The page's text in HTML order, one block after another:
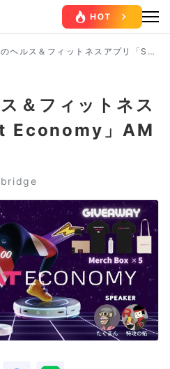
ヘルス＆フィットネスアプリ「Sw
＆フィットネス
Economy」AM